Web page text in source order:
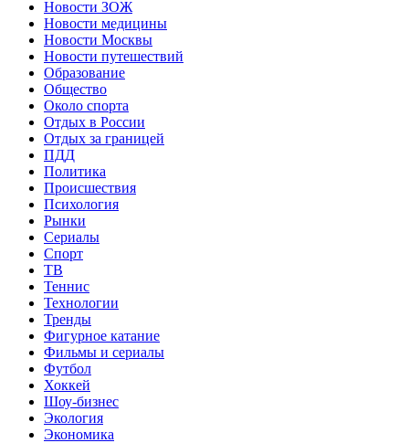
Новости ЗОЖ
Новости медицины
Новости Москвы
Новости путешествий
Образование
Общество
Около спорта
Отдых в России
Отдых за границей
ПДД
Политика
Происшествия
Психология
Рынки
Сериалы
Спорт
ТВ
Теннис
Технологии
Тренды
Фигурное катание
Фильмы и сериалы
Футбол
Хоккей
Шоу-бизнес
Экология
Экономика